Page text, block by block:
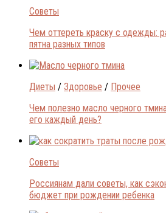
Советы
Чем оттереть краску с одежды:
пятна разных типов
Диеты / Здоровье / Прочее
Чем полезно масло черного
его каждый день?
Советы
Россиянам дали советы, как
бюджет при рождении ребенка